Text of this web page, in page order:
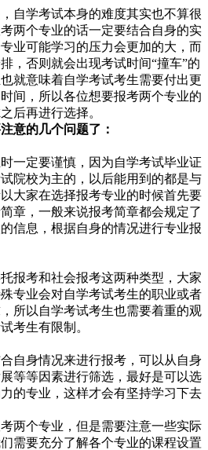
自学考试本身的难度其实也不算很
两个专业的话一定要结合自身的实
业可能学习的压力会更加的大，而
，否则就会出现考试时间“撞车”的
就意味着自学考试考生需要付出更
间，所以各位想要报考两个专业的
后再进行选择。
意的几个问题了：
一定要谨慎，因为自学考试毕业证
院校为主的，以后能用到的都是与
大家在选择报考专业的时候首先要
章，一般来说报考简章都会规定了
信息，根据自身的情况进行专业报
报考和社会报考这两种类型，大家
专业会对自学考试考生的职业或者
所以自学考试考生也需要着重的观
考生有限制。
自身情况来进行报考，可以从自身
等等因素进行筛选，最好是可以选
的专业，这样才会有坚持学习下去
两个专业，但是需要注意一些实际
需要充分了解各个专业的课程设置